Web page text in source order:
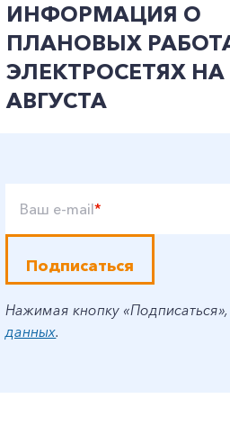
ИНФОРМАЦИЯ О
ПЛАНОВЫХ
ЭЛЕКТРОСЕТЯХ НА
АВГУСТА
Ваш e-mail*
Подписаться
Нажимая кнопку
данных.